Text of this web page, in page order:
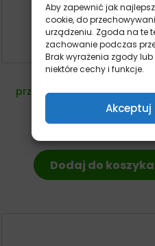
Aby zapewnić jak
cookie, do
urządzeniu. Zgoda na te
zachowanie podczas
Brak wyrażenia zgody
niektóre cechy i funkcje.
Akceptuj
Fish4Dogs Salmon Bites
przysmaki treningowe dla
pies
19,99zł z VAT
Dodaj do koszyka